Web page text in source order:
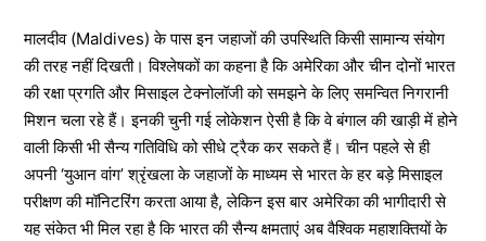
मालदीव (Maldives) के पास इन जहाजों की उपस्थिति किसी सामान्य संयोग
की तरह नहीं दिखती। विश्लेषकों का कहना है कि अमेरिका और चीन दोनों भारत
की रक्षा प्रगति और मिसाइल टेक्नोलॉजी को समझने के लिए समन्वित निगरानी
मिशन चला रहे हैं। इनकी चुनी गई लोकेशन ऐसी है कि वे बंगाल की खाड़ी में होने
वाली किसी भी सैन्य गतिविधि को सीधे ट्रैक कर सकते हैं। चीन पहले से ही
अपनी ‘युआन वांग’ श्रृंखला के जहाजों के माध्यम से भारत के हर बड़े मिसाइल
परीक्षण की मॉनिटरिंग करता आया है, लेकिन इस बार अमेरिका की भागीदारी से
यह संकेत भी मिल रहा है कि भारत की सैन्य क्षमताएं अब वैश्विक महाशक्तियों के